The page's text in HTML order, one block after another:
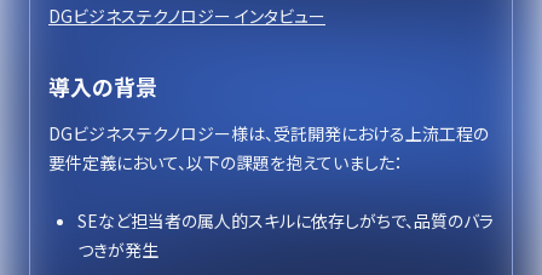
DGビジネステクノロジー インタビュー
導入の背景
DGビジネステクノロジー様は、受託開発における上流工程の
要件定義において、以下の課題を抱えていました：
SEなど担当者の属人的スキルに依存しがちで、品質のバラ
つきが発生